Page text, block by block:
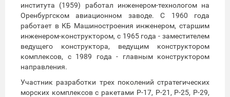
института (1959) работал инженером-технологом на
Оренбургском авиационном заводе. С 1960 года
работает в КБ Машиностроения инженером, старшим
инженером-конструктором, с 1965 года - заместителем
ведущего конструктора, ведущим конструктором
комплексов, с 1989 года - главным конструктором
направления.
Участник разработки трех поколений стратегических
морских комплексов с ракетами Р-17, Р-21, Р-25, Р-29,